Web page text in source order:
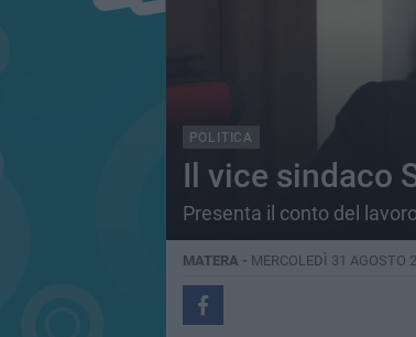
POLITICA
Il vice sindaco
Presenta il conto del
MATERA - MERCOLEDÌ 31 AGOSTO